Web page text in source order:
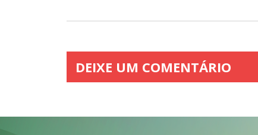
DEIXE UM COMENTÁRIO